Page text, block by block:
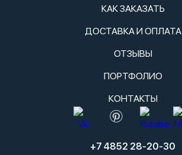
КАК ЗАКАЗАТЬ
ДОСТАВКА И ОПЛАТА
ОТЗЫВЫ
ПОРТФОЛИО
КОНТАКТЫ
+7 4852 28-20-30